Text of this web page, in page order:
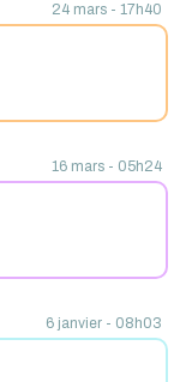
24 mars - 17h40
16 mars - 05h24
6 janvier - 08h03